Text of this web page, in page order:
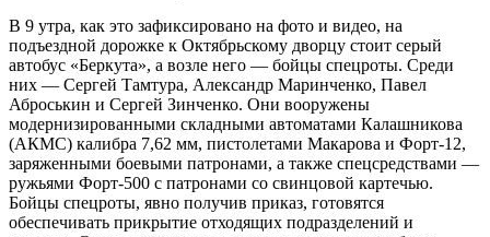
В 9 утра, как это зафиксировано на фото и видео, на
подъездной дорожке к Октябрьскому дворцу стоит серый
автобус «Беркута», а возле него — бойцы спецроты. Среди
них — Сергей Тамтура, Александр Маринченко, Павел
Аброськин и Сергей Зинченко. Они вооружены
модернизированными складными автоматами Калашникова
(АКМС) калибра 7,62 мм, пистолетами Макарова и Форт-12,
заряженными боевыми патронами, а также спецсредствами —
ружьями Форт-500 с патронами со свинцовой картечью.
Бойцы спецроты, явно получив приказ, готовятся
обеспечивать прикрытие отходящих подразделений и